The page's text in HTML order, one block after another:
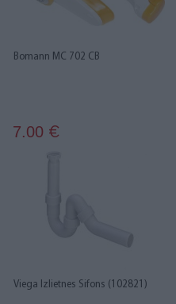
Bomann MC 702 CB
7.00 €
Viega Izlietnes Sifons (102821)